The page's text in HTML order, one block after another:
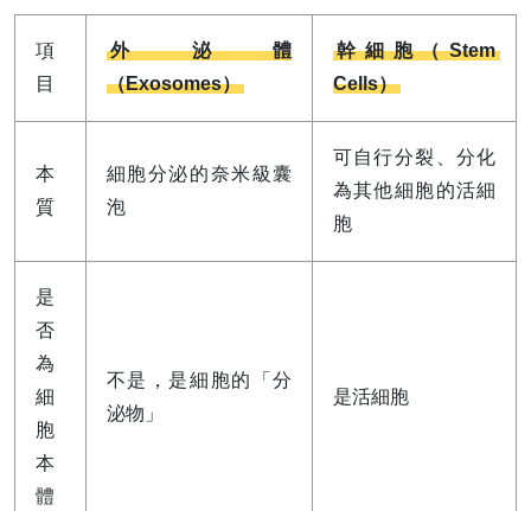
項
目
外泌體
（Exosomes）
幹細胞（Stem
Cells）
本
質
細胞分泌的奈米級囊
泡
可自行分裂、分化
為其他細胞的活細
胞
是
否
為
細
胞
本
體
不是，是細胞的「分
泌物」
是活細胞